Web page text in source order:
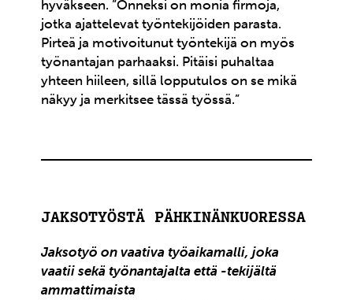
hyväkseen. ”Onneksi on monia firmoja,
jotka ajattelevat työntekijöiden parasta.
Pirteä ja motivoitunut työntekijä on myös
työnantajan parhaaksi. Pitäisi puhaltaa
yhteen hiileen, sillä lopputulos on se mikä
näkyy ja merkitsee tässä työssä.”
JAKSOTYÖSTÄ PÄHKINÄNKUORESSA
Jaksotyö on vaativa työaikamalli, joka
vaatii sekä työnantajalta että -tekijältä
ammattimaista